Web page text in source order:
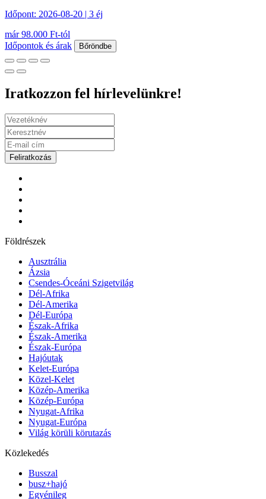
Időpont: 2026-08-20 | 3 éj
már 98.000 Ft-tól
Időpontok és árak
Bőröndbe
Iratkozzon fel hírlevelünkre!
Feliratkozás
Földrészek
Ausztrália
Ázsia
Csendes-Óceáni Szigetvilág
Dél-Afrika
Dél-Amerika
Dél-Európa
Észak-Afrika
Észak-Amerika
Észak-Európa
Hajóutak
Kelet-Európa
Közel-Kelet
Közép-Amerika
Közép-Európa
Nyugat-Afrika
Nyugat-Európa
Világ körüli körutazás
Közlekedés
Busszal
busz+hajó
Egyénileg